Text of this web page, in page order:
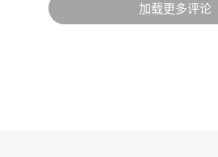
加载更多评论